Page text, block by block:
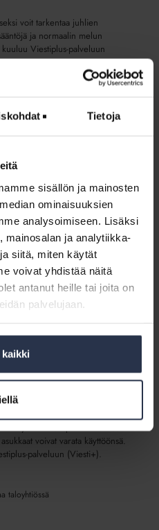
Tietoja
sisällön ja mainosten
ominaisuuksien
analysoimiseen. Lisäksi
mainosalan ja analytiikka-
siitä, miten käytät
voivat yhdistää näitä
antanut heille tai joita on
palvelujaan.
voit tarkentaa juhlien
ja normaalin melun
Viestiplus-palveluun
asukkaita jätteiden kierrätyksestä
roskia taloyhtiön jäteastioihin
Viestiplus-palveluun
säästää rahaa
asukkaiden käyttöön
taloyhtiössä on pieni kasvimaa
voivat varata käyttöönsä.
palveluun (Viesti+).
taloyhtiössä